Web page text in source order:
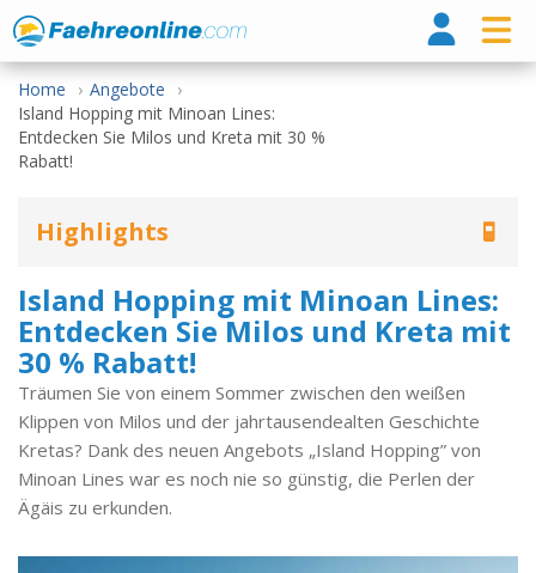
Home
Angebote
Island Hopping mit Minoan Lines:
Entdecken Sie Milos und Kreta mit 30 %
Rabatt!
Highlights
Island Hopping mit Minoan Lines:
Entdecken Sie Milos und Kreta mit
30 % Rabatt!
Träumen Sie von einem Sommer zwischen den weißen
Klippen von Milos und der jahrtausendealten Geschichte
Kretas? Dank des neuen Angebots „Island Hopping” von
Minoan Lines war es noch nie so günstig, die Perlen der
Ägäis zu erkunden.